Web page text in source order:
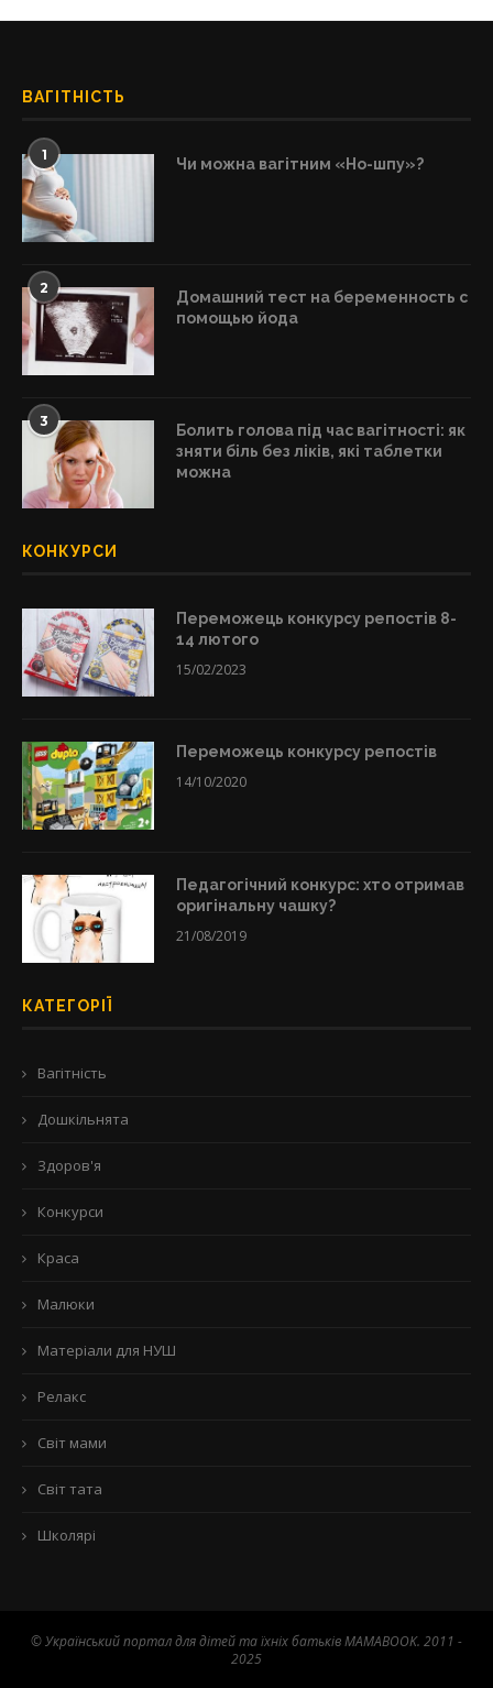
ВАГІТНІСТЬ
1 Чи можна вагітним «Но-шпу»?
2
Домашний тест на беременность с
помощью йода
3
Болить голова під час вагітності: як
зняти біль без ліків, які таблетки
можна
КОНКУРСИ
Переможець конкурсу репостів 8-
14 лютого
15/02/2023
Переможець конкурсу репостів
14/10/2020
Педагогічний конкурс: хто отримав
оригінальну чашку?
21/08/2019
КАТЕГОРІЇ
Вагітність
Дошкільнята
Здоров'я
Конкурси
Краса
Малюки
Матеріали для НУШ
Релакс
Світ мами
Світ тата
Школярі
© Український портал для дітей та їхніх батьків MAMABOOK. 2011 -
2025